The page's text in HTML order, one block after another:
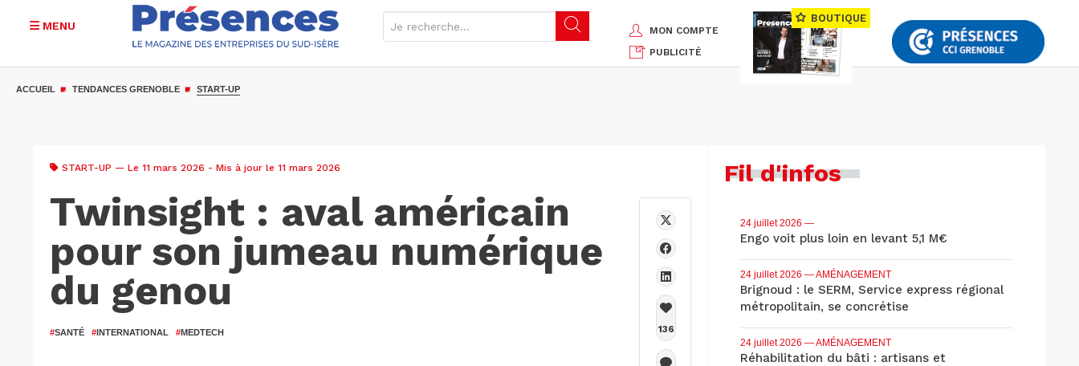
MENU
MON COMPTE
PUBLICITÉ
BOUTIQUE
ACCUEIL TENDANCES GRENOBLE START-UP
START-UP — Le 11 mars 2026 - Mis à jour le 11 mars 2026
Twinsight : aval américain
pour son jumeau numérique
du genou
#SANTÉ #INTERNATIONAL #MEDTECH 136
Fil d'infos
24 juillet 2026 —
Engo voit plus loin en levant 5,1 M€
24 juillet 2026 — AMÉNAGEMENT
Brignoud : le SERM, Service express régional
métropolitain, se concrétise
24 juillet 2026 — AMÉNAGEMENT
Réhabilitation du bâti : artisans et